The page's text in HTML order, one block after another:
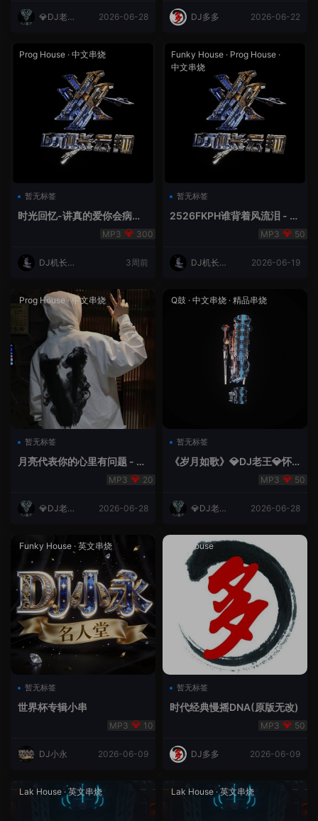
💎DJ老王
2026-06-28 DJ多多 2026-06-22
Prog House · 中文串烧
暂无标签
时光回忆-讲真的爱你会病变
300
DJ机长云
3周前
Funky House · Prog House ·
中文串烧
暂无标签
2526FKPH谁背着风流泪 - D
50
DJ机长云
2026-06-19
Prog House ·中文串烧
暂无标签
月亮代表你的心里有问题 - 小
20
💎DJ老王
2026-06-28
Q鼓 · 中文串烧 · 精品串烧
暂无标签
《岁月如歌》💎DJ老王💎怀
50
💎DJ老王
2026-06-28
Funky House · 英文串烧
暂无标签
世界杯专辑小串
10
DJ小永 2026-06-09
成都House
暂无标签
时代经典慢摇DNA(原版无改)
50
DJ多多 2026-06-09
Lak House ·英文串烧 Lak House ·英文串烧